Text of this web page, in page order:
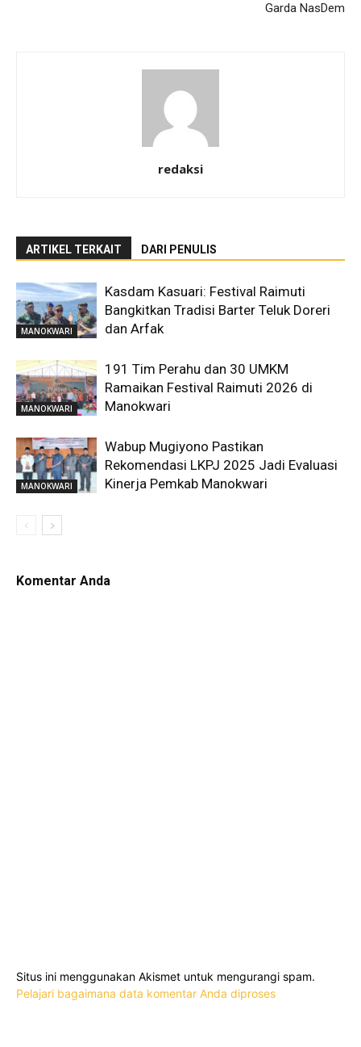
Garda NasDem
redaksi
ARTIKEL TERKAIT DARI PENULIS
MANOKWARI
Kasdam Kasuari: Festival Raimuti
Bangkitkan Tradisi Barter Teluk Doreri
dan Arfak
MANOKWARI
191 Tim Perahu dan 30 UMKM
Ramaikan Festival Raimuti 2026 di
Manokwari
MANOKWARI
Wabup Mugiyono Pastikan
Rekomendasi LKPJ 2025 Jadi Evaluasi
Kinerja Pemkab Manokwari
Komentar Anda
Situs ini menggunakan Akismet untuk mengurangi spam.
Pelajari bagaimana data komentar Anda diproses